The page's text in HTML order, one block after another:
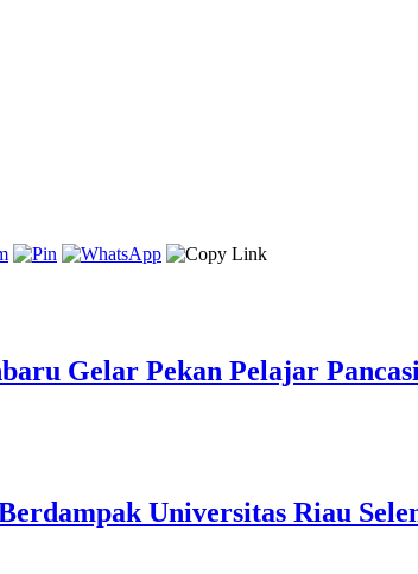
Gelar Pekan Pelajar
Universitas Riau